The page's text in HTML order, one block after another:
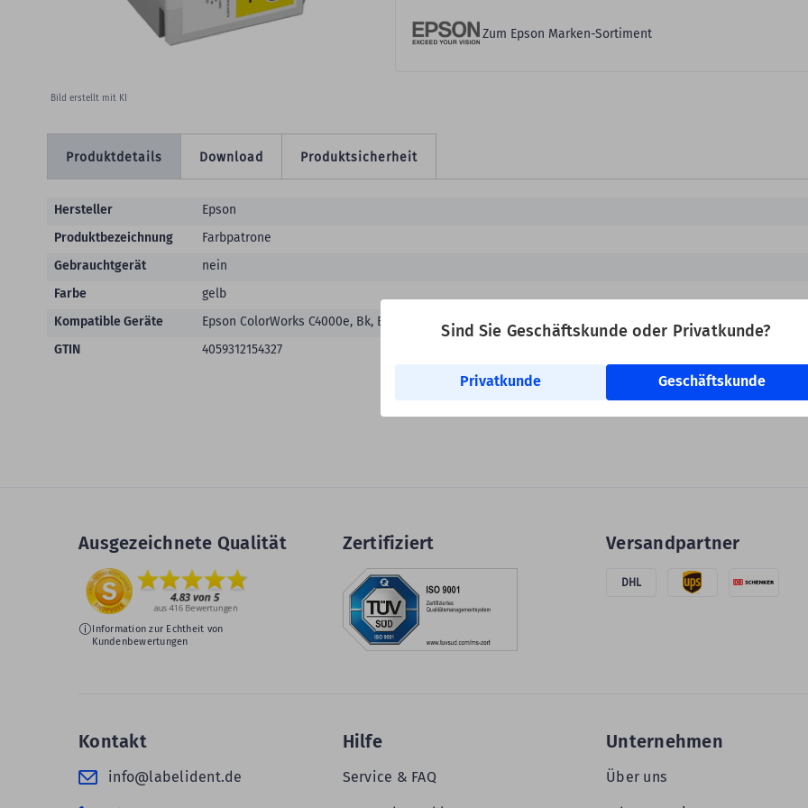
Sind Sie Geschäftskunde oder Privatkunde?
Privatkunde Geschäftskunde
Bild erstellt mit KI
Zum Epson Marken-Sortiment
Produktdetails
Produktdetails
Hersteller
Epson
Produktbezeichnung
Farbpatrone
Gebrauchtgerät
nein
Farbe
gelb
Kompatible Geräte
Epson ColorWorks C4000e, Bk, Epson ColorWorks C4000e, Mk
GTIN
4059312154327
Download Produktsicherheit
Ausgezeichnete Qualität
Information zur Echtheit von
Kundenbewertungen
Zertifiziert Versandpartner
DHL
Kontakt
info@labelident.de
Hilfe
Service & FAQ
Unternehmen
Über uns